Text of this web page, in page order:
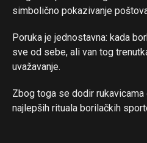
simbolično pokazivanje
Poruka je jednostavna: kada
sve od sebe, ali van tog
uvažavanje.
Zbog toga se dodir
najlepših rituala borilačkih